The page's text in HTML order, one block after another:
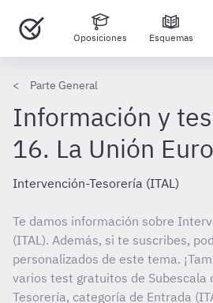
Oposiciones Esquemas
Parte General
Información y
16. La Unión
Intervención-Tesorería (ITAL)
Te damos información sobre
(ITAL). Además, si te suscribes,
personalizados de este tema.
varios test gratuitos de Subescala
Tesorería, categoría de Entrada